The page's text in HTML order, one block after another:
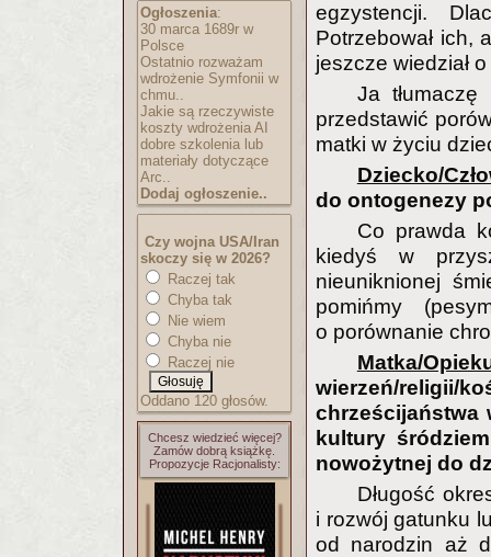
Ogłoszenia:
30 marca 1689r w
Polsce
Ostatnio rozważam
wdrożenie Symfonii w
chmu..
Jakie są rzeczywiste
koszty wdrożenia AI
dobre szkolenia lub
materiały dotyczące
Arc..
Dodaj ogłoszenie..
Czy wojna USA/Iran
skoczy się w 2026?
Raczej tak
Chyba tak
Nie wiem
Chyba nie
Raczej nie
Oddano 120 głosów.
Chcesz wiedzieć więcej?
Zamów dobrą książkę.
Propozycje Racjonalisty:
egzystencji.
Potrzebował ich,
jeszcze wiedział
Ja
przedstawić
matki w życiu
Dziecko/
do ontogenezy
Co prawda
kiedyś w
nieuniknionej
pomińmy
o porównanie
Matka/
wierzeń/
chrześcijaństwa
kultury
nowożytnej do
Długość
i rozwój gatunku
od narodzin aż